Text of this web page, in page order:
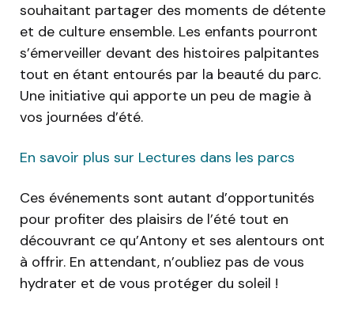
souhaitant partager des moments de détente
et de culture ensemble. Les enfants pourront
s’émerveiller devant des histoires palpitantes
tout en étant entourés par la beauté du parc.
Une initiative qui apporte un peu de magie à
vos journées d’été.
En savoir plus sur Lectures dans les parcs
Ces événements sont autant d’opportunités
pour profiter des plaisirs de l’été tout en
découvrant ce qu’Antony et ses alentours ont
à offrir. En attendant, n’oubliez pas de vous
hydrater et de vous protéger du soleil !